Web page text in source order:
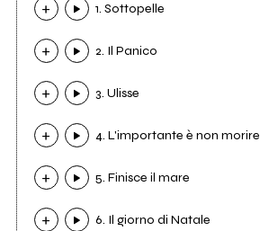
1. Sottopelle
2. Il Panico
3. Ulisse
4. L'importante è non morire
5. Finisce il mare
6. Il giorno di Natale